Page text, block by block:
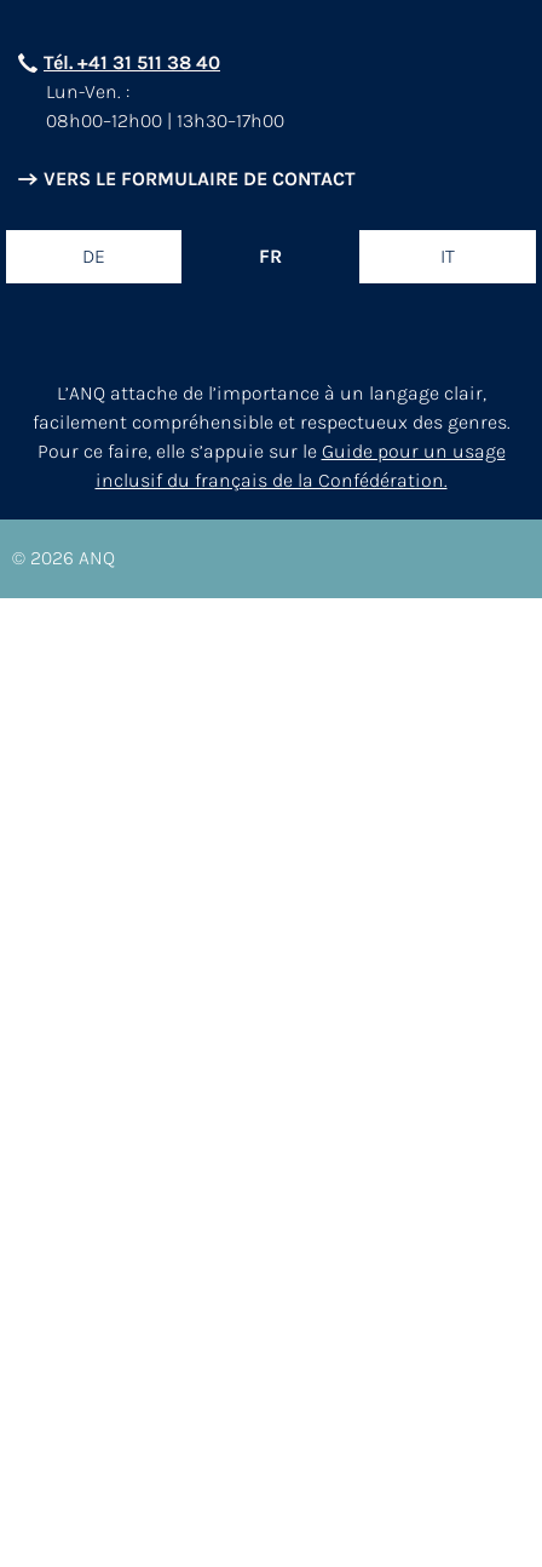
Tél. +41 31 511 38 40
Lun-Ven. :
08h00–12h00 | 13h30–17h00
VERS LE FORMULAIRE DE CONTACT
DE FR IT
L’ANQ attache de l’importance à un langage clair,
facilement compréhensible et respectueux des genres.
Pour ce faire, elle s’appuie sur le Guide pour un usage
inclusif du français de la Confédération.
© 2026 ANQ